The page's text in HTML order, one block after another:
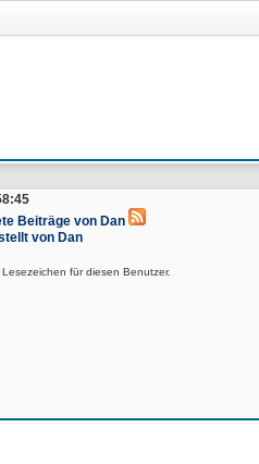
Beiträge von Dan
von Dan
für diesen Benutzer.